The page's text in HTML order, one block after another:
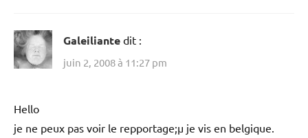
Galeiliante dit :
juin 2, 2008 à 11:27 pm
Hello
je ne peux pas voir le repportage;µ je vis en belgique.